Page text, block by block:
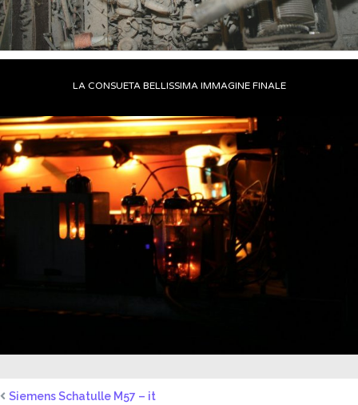
LA CONSUETA BELLISSIMA IMMAGINE FINALE
Siemens Schatulle M57 – it